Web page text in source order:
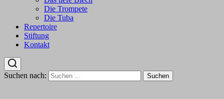
Die Trompete
Die Tuba
Repertoire
Stiftung
Kontakt
Suchen nach: